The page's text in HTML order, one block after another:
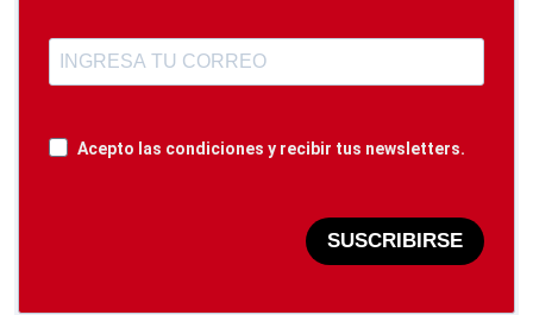
Acepto las condiciones y recibir tus newsletters.
SUSCRIBIRSE